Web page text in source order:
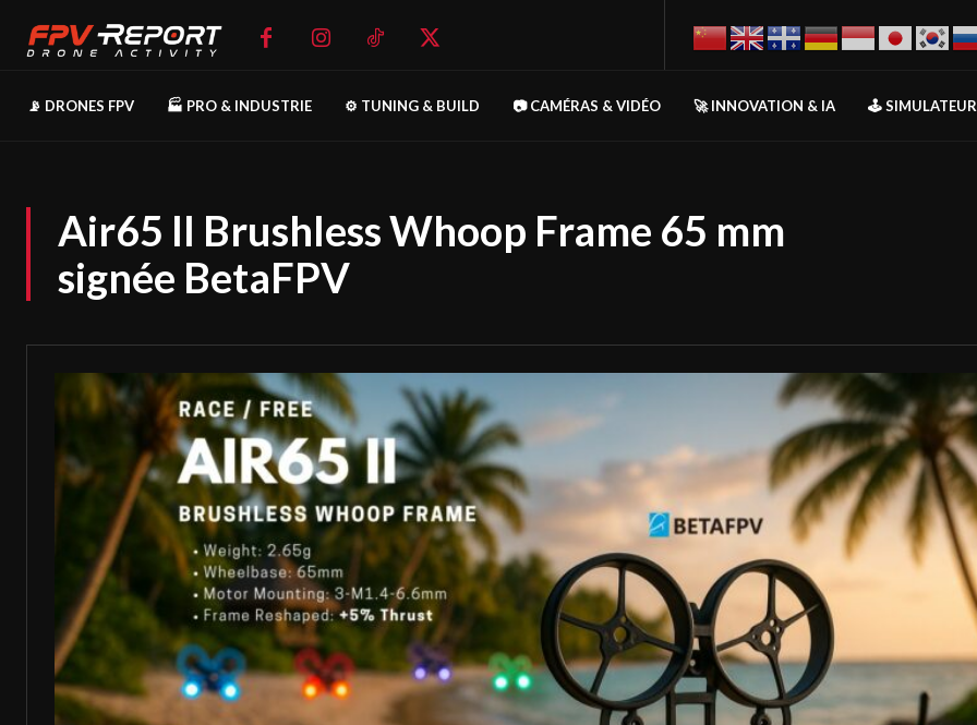
📡 DRONES FPV 🏭 PRO & INDUSTRIE ⚙️ TUNING & BUILD 📷 CAMÉRAS & VIDÉO 🚀 INNOVATION & IA 🕹️
Air65 II Brushless Whoop Frame 65 mm
signée BetaFPV